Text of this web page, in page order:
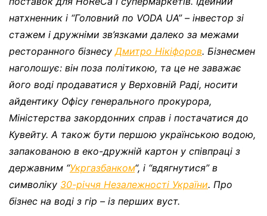
натхненник і “Головний по VODA UA” – інвестор зі
стажем і дружніми зв’язками далеко за межами
ресторанного бізнесу Дмитро Нікіфоров. Бізнесмен
наголошує: він поза політикою, та це не заважає
його воді продаватися у Верховній Раді, носити
айдентику Офісу генерального прокурора,
Міністерства закордонних справ і постачатися до
Кувейту. А також бути першою українською водою,
запакованою в еко-дружній картон у співпраці з
державним “Укргазбанком“, і “вдягнутися” в
символіку 30-річчя Незалежності України. Про
бізнес на воді з гір – із перших вуст.